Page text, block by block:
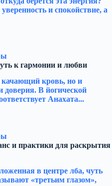
и спокойствие, а
к гармонии и любви
качающий кровь, но и
доверия. В йогической
Анахата...
и практики для раскрытия
в центре лба, чуть
«третьим глазом»,